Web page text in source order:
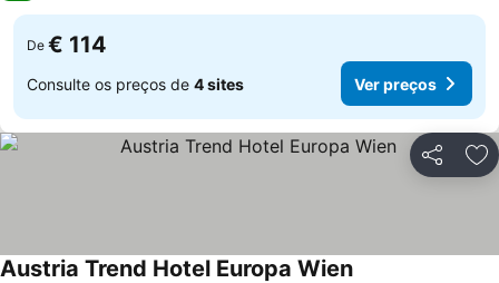
De € 114
Consulte os preços de 4 sites Ver preços
Partilhar
Austria Trend Hotel Europa Wien